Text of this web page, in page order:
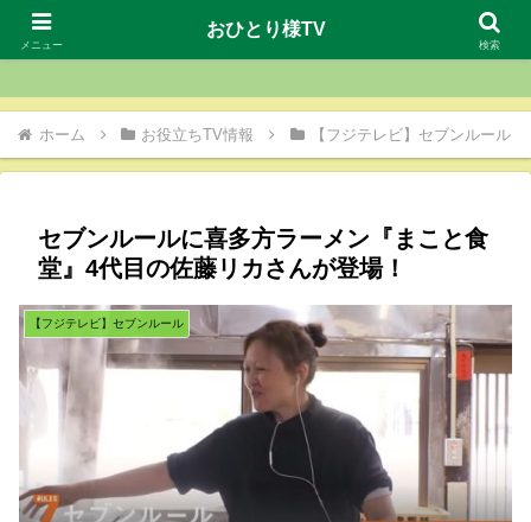
おひとり様TV
ホーム お役立ちTV情報 【フジテレビ】セブンルール
セブンルールに喜多方ラーメン『まこと食
堂』4代目の佐藤リカさんが登場！
【フジテレビ】セブンルール
メニュー
おひとり様TV
検索